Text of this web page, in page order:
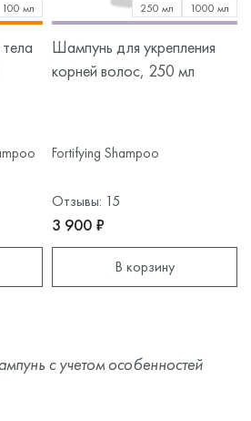
100 мл 250 мл 1000 мл
Шампунь для укрепления
корней волос, 250 мл
Fortifying Shampoo
Отзывы: 15
3 900 ₽
В корзину
с учетом особенностей